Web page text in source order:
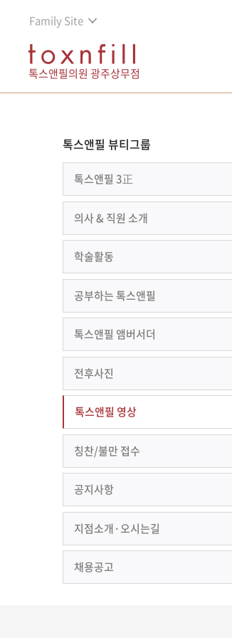
Family Site
톡스앤필의원 광주상무점
톡스앤필 뷰티그룹
톡스앤필 3正
의사 & 직원 소개
학술활동
공부하는 톡스앤필
톡스앤필 앰버서더
전후사진
톡스앤필 영상
칭찬/불만 접수
공지사항
지점소개·오시는길
채용공고